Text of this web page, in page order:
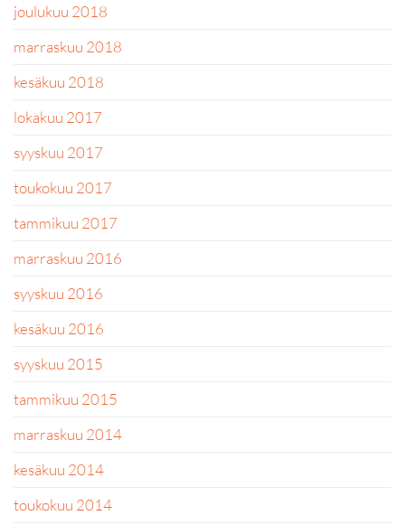
joulukuu 2018
marraskuu 2018
kesäkuu 2018
lokakuu 2017
syyskuu 2017
toukokuu 2017
tammikuu 2017
marraskuu 2016
syyskuu 2016
kesäkuu 2016
syyskuu 2015
tammikuu 2015
marraskuu 2014
kesäkuu 2014
toukokuu 2014